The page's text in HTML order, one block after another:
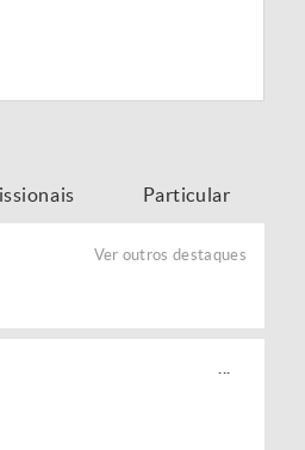
Particular
Ver outros destaques